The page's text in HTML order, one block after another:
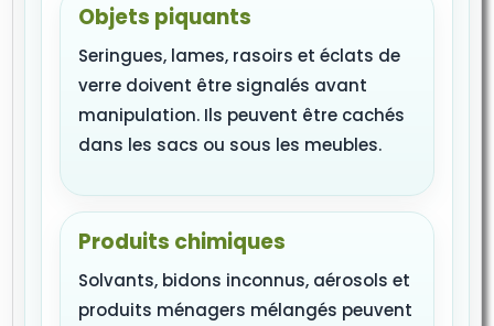
Objets piquants
Seringues, lames, rasoirs et éclats de
verre doivent être signalés avant
manipulation. Ils peuvent être cachés
dans les sacs ou sous les meubles.
Produits chimiques
Solvants, bidons inconnus, aérosols et
produits ménagers mélangés peuvent